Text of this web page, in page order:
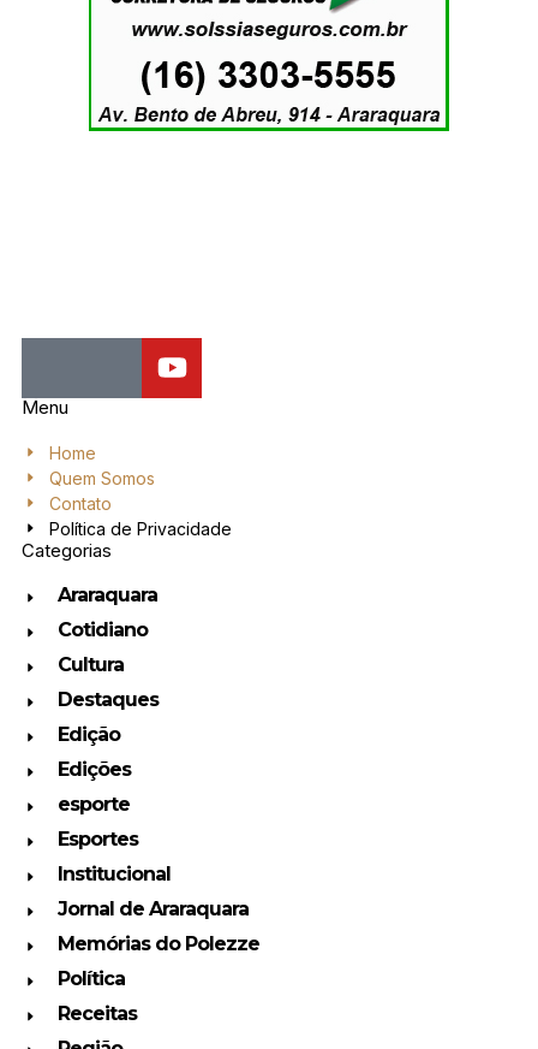
Menu
Home
Quem Somos
Contato
Política de Privacidade
Categorias
Araraquara
Cotidiano
Cultura
Destaques
Edição
Edições
esporte
Esportes
Institucional
Jornal de Araraquara
Memórias do Polezze
Política
Receitas